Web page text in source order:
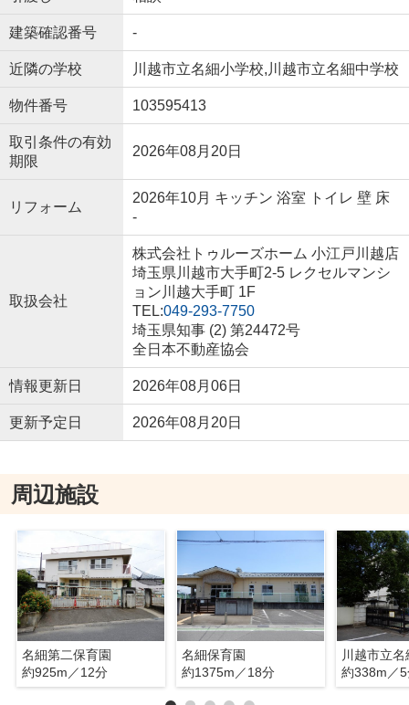
建築確認番号 -
近隣の学校 川越市立名細小学校,川越市立名細中学校
物件番号 103595413
取引条件の有効
期限
2026年08月20日
リフォーム
2026年10月 キッチン 浴室 トイレ 壁 床
-
取扱会社
株式会社トゥルーズホーム 小江戸川越店
埼玉県川越市大手町2-5 レクセルマンシ
ョン川越大手町 1F
TEL:049-293-7750
埼玉県知事 (2) 第24472号
全日本不動産協会
情報更新日 2026年08月06日
更新予定日 2026年08月20日
周辺施設
名細第二保育園
約925m／12分
名細保育園
約1375m／18分
川越市立
約338m／